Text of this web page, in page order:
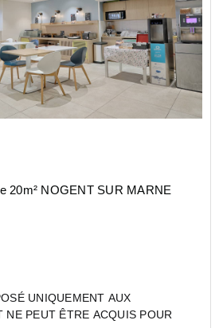
20m² NOGENT SUR MARNE
UNIQUEMENT AUX
NE PEUT ÊTRE ACQUIS POUR